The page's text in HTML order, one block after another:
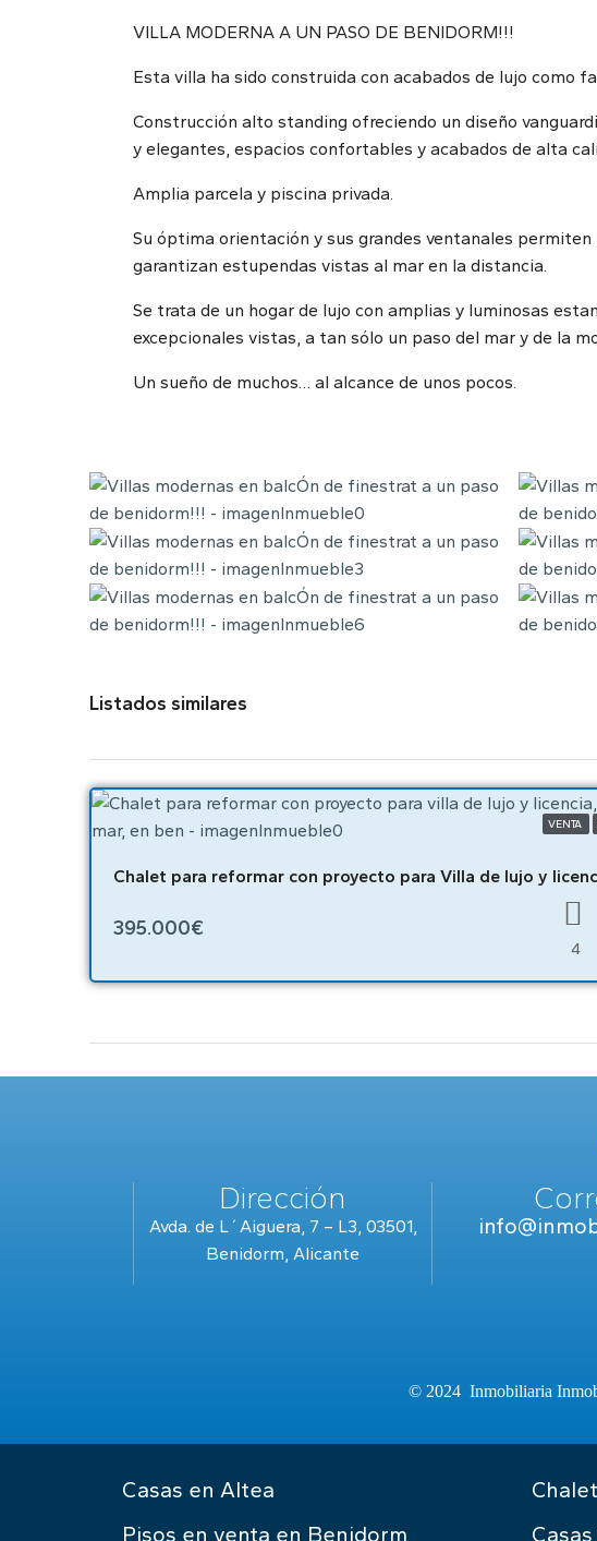
VILLA MODERNA A UN PASO DE BENIDORM!!!
Esta villa ha sido construida con acabados de lujo como
Construcción alto standing ofreciendo un diseño
y elegantes, espacios confortables y acabados de alta
Amplia parcela y piscina privada.
Su óptima orientación y sus grandes ventanales
garantizan estupendas vistas al mar en la distancia.
Se trata de un hogar de lujo con amplias y luminosas
excepcionales vistas, a tan sólo un paso del mar y de la
Un sueño de muchos… al alcance de unos pocos.
Listados similares
VENTA
395.000€
4
Dirección
Avda. de L´Aiguera, 7 – L3, 03501,
Benidorm, Alicante
© 2024 Inmobiliaria
Casas en Altea
Pisos en venta en Benidorm